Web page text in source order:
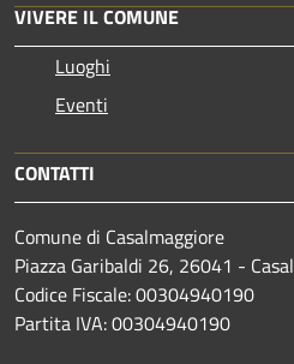
VIVERE IL COMUNE
Luoghi
Eventi
CONTATTI
Comune di Casalmaggiore
Piazza Garibaldi 26, 26041 -
Codice Fiscale: 00304940190
Partita IVA: 00304940190